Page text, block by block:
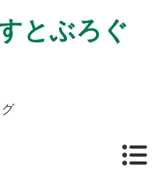
とぶろぐ